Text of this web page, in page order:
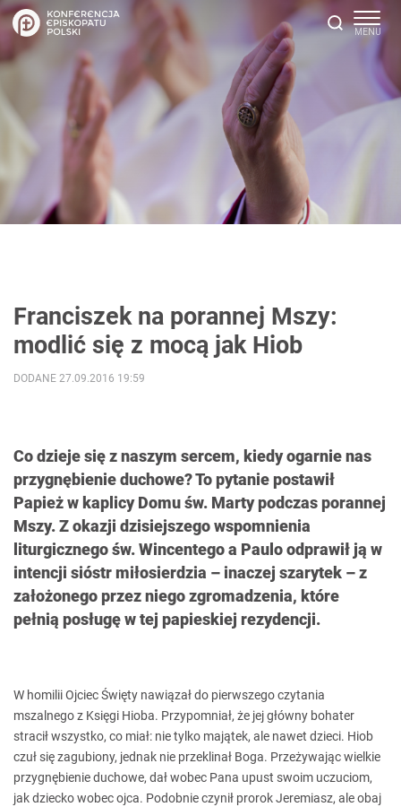
Franciszek na porannej Mszy:
modlić się z mocą jak Hiob
Co dzieje się z naszym sercem, kiedy ogarnie nas
przygnębienie duchowe? To pytanie postawił
Papież w kaplicy Domu św. Marty podczas porannej
Mszy. Z okazji dzisiejszego wspomnienia
liturgicznego św. Wincentego a Paulo odprawił ją w
intencji sióstr miłosierdzia – inaczej szarytek – z
założonego przez niego zgromadzenia, które
pełnią posługę w tej papieskiej rezydencji.
DODANE 27.09.2016 19:59
W homilii Ojciec Święty nawiązał do pierwszego czytania
mszalnego z Księgi Hioba. Przypomniał, że jej główny bohater
stracił wszystko, co miał: nie tylko majątek, ale nawet dzieci. Hiob
czuł się zagubiony, jednak nie przeklinał Boga. Przeżywając wielkie
przygnębienie duchowe, dał wobec Pana upust swoim uczuciom,
jak dziecko wobec ojca. Podobnie czynił prorok Jeremiasz, ale obaj